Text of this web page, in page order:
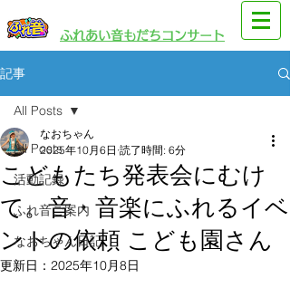
​ふれあい音もだちコンサート
記事
All Posts
活動記録
ふれ音ご案内
なおちゃん日記
All Posts
こどもたち発表会にむけ
て。音・音楽にふれるイベ
ントの依頼 こども園さん
なおちゃん
2025年10月6日 読了時間: 6分
更新日： 2025年10月8日